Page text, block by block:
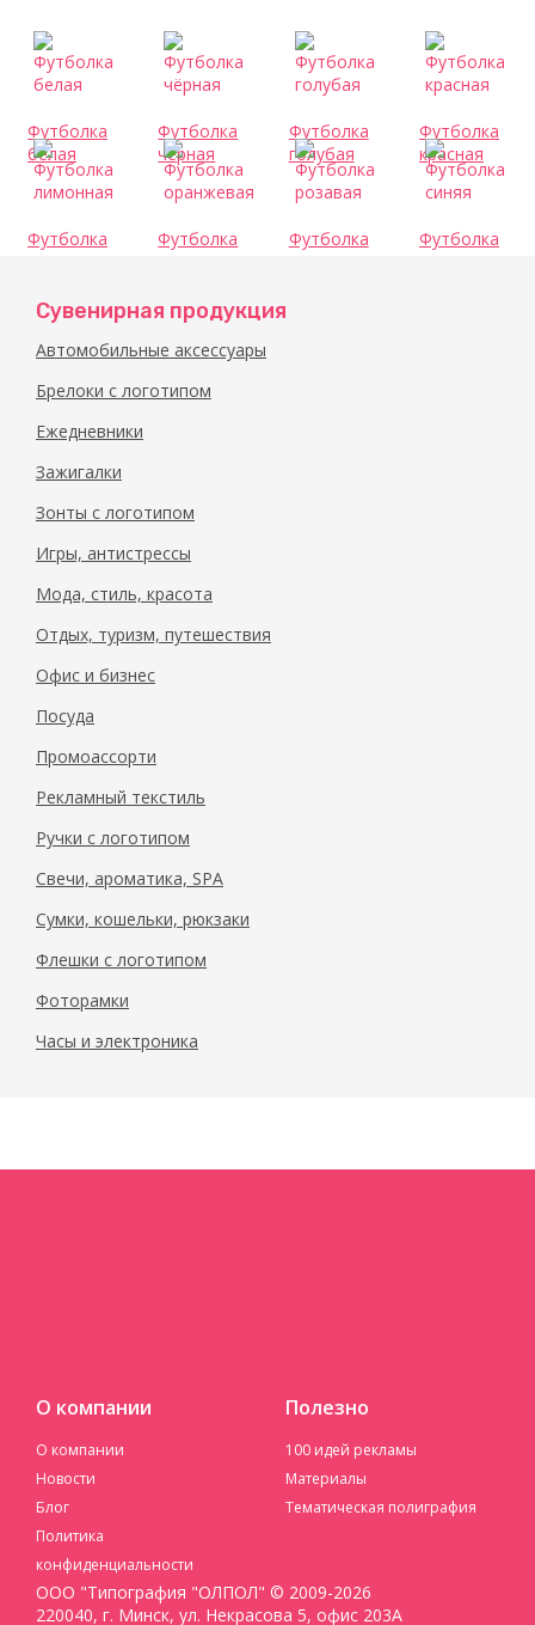
Футболка
белая
Футболка
чёрная
Футболка
голубая
Футболка
красная
Футболка
Футболка
Футболка
Футболка
Сувенирная продукция
Автомобильные аксессуары
Брелоки с логотипом
Ежедневники
Зажигалки
Зонты с логотипом
Игры, антистрессы
Мода, стиль, красота
Отдых, туризм, путешествия
Офис и бизнес
Посуда
Промоассорти
Рекламный текстиль
Ручки с логотипом
Свечи, ароматика, SPA
Сумки, кошельки, рюкзаки
Флешки с логотипом
Фоторамки
Часы и электроника
О компании
О компании
Новости
Блог
Политика
конфиденциальности
Полезно
100 идей рекламы
Материалы
Тематическая полиграфия
ООО "Типография "ОЛПОЛ" © 2009-2026
220040, г. Минск, ул. Некрасова 5, офис 203А